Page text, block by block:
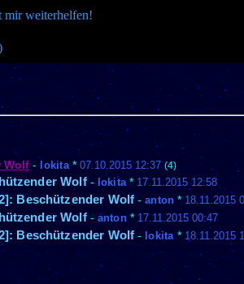
weiterhelfen!
Wolf - lokita* 07.10.2015 12:37 (4)
Wolf- lokita * 17.11.2015 12:58
Beschützender Wolf -anton * 18.11.2015
Wolf- anton* 17.11.2015 00:47
Beschützender Wolf - lokita * 18.11.2015